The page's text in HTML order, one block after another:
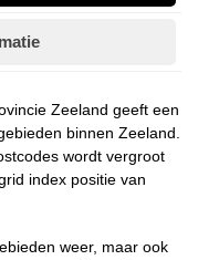
Zeeland geeft een
binnen Zeeland.
wordt vergroot
index positie van
weer, maar ook